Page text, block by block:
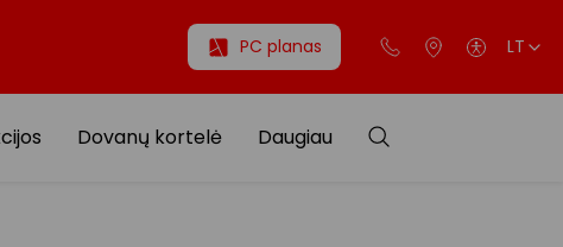
PC planas LT
Dovanų kortelė Daugiau